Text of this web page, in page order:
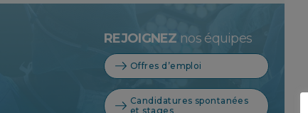
REJOIGNEZ nos équipes
Offres d’emploi
Candidatures spontanées
et stages